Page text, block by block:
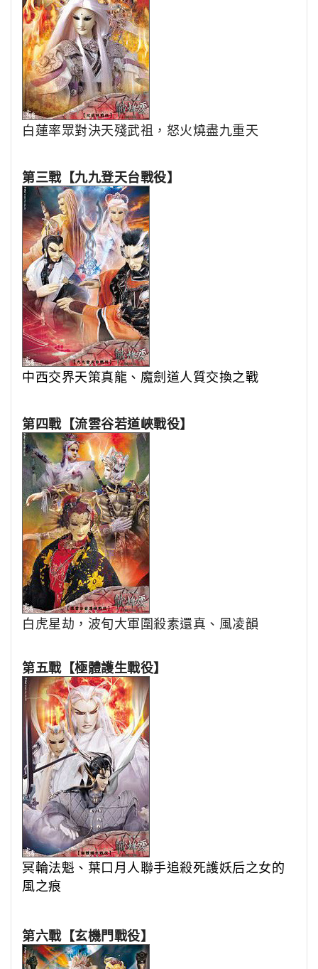
白蓮率眾對決天殘武祖，怒火燒盡九重天
第三戰【九九登天台戰役】
中西交界天策真龍、魔劍道人質交換之戰
第四戰【流雲谷若道峽戰役】
白虎星劫，波旬大軍圍殺素還真、風凌韻
第五戰【極體護生戰役】
冥輪法魁、葉口月人聯手追殺死護妖后之女的
風之痕
第六戰【玄機門戰役】